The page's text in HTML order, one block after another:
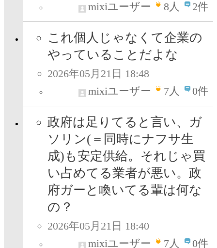
mixiユーザー
8人 2件
これ個人じゃなくて企業の
やっていることだよな
2026年05月21日 18:48
mixiユーザー
7人 0件
政府は足りてると言い、ガ
ソリン(＝同時にナフサ生
成)も安定供給。それじゃ買
い占めてる業者が悪い。政
府ガーと喚いてる輩は何な
の？
2026年05月21日 18:40
mixiユーザー
7人 0件